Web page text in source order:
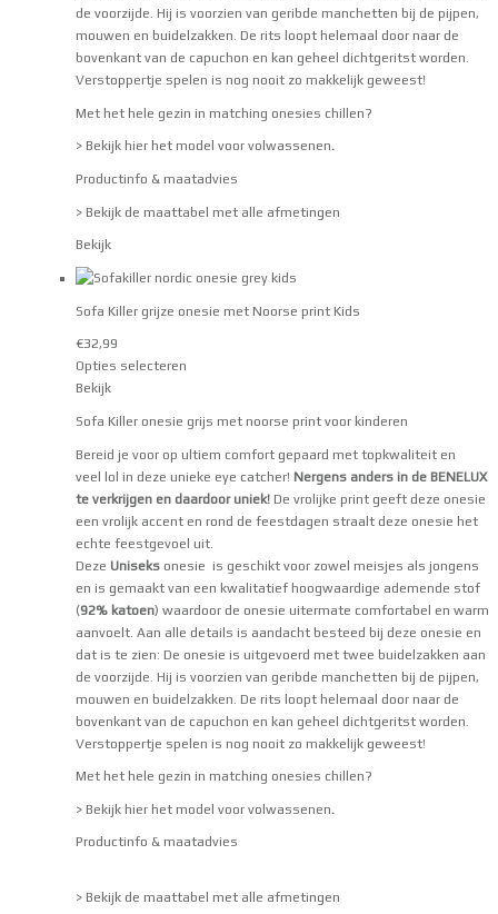
de voorzijde. Hij is voorzien van geribde manchetten bij de pijpen,
mouwen en buidelzakken. De rits loopt helemaal door naar de
bovenkant van de capuchon en kan geheel dichtgeritst worden.
Verstoppertje spelen is nog nooit zo makkelijk geweest!
Met het hele gezin in matching onesies chillen?
> Bekijk hier het model voor volwassenen.
Productinfo & maatadvies
> Bekijk de maattabel met alle afmetingen
Bekijk
Sofa Killer grijze onesie met Noorse print Kids
€32,99
Opties selecteren
Bekijk
Sofa Killer onesie grijs met noorse print voor kinderen
Bereid je voor op ultiem comfort gepaard met topkwaliteit en
veel lol in deze unieke eye catcher! Nergens anders in de BENELUX
te verkrijgen en daardoor uniek! De vrolijke print geeft deze onesie
een vrolijk accent en rond de feestdagen straalt deze onesie het
echte feestgevoel uit.
Deze Uniseks onesie is geschikt voor zowel meisjes als jongens
en is gemaakt van een kwalitatief hoogwaardige ademende stof
(92% katoen) waardoor de onesie uitermate comfortabel en warm
aanvoelt. Aan alle details is aandacht besteed bij deze onesie en
dat is te zien: De onesie is uitgevoerd met twee buidelzakken aan
de voorzijde. Hij is voorzien van geribde manchetten bij de pijpen,
mouwen en buidelzakken. De rits loopt helemaal door naar de
bovenkant van de capuchon en kan geheel dichtgeritst worden.
Verstoppertje spelen is nog nooit zo makkelijk geweest!
Met het hele gezin in matching onesies chillen?
> Bekijk hier het model voor volwassenen.
Productinfo & maatadvies
> Bekijk de maattabel met alle afmetingen